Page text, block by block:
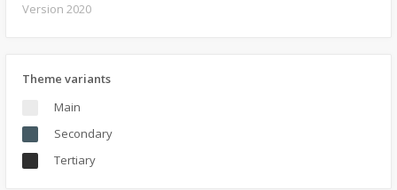
Version 2020
Theme variants
Main
Secondary
Tertiary